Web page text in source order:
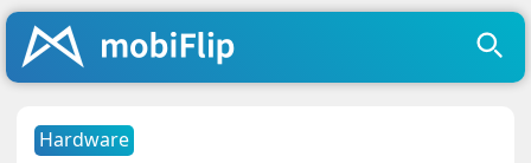
Hardware